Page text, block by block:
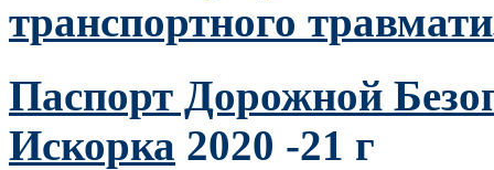
транспортного
Паспорт Дорожной
Искорка 2020 -21 г